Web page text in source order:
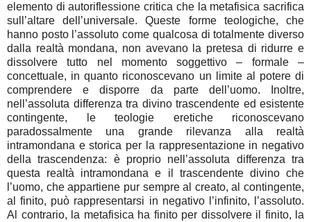
elemento di autoriflessione critica che la metafisica sacrifica
sull’altare dell’universale. Queste forme teologiche, che
hanno posto l’assoluto come qualcosa di totalmente diverso
dalla realtà mondana, non avevano la pretesa di ridurre e
dissolvere tutto nel momento soggettivo – formale –
concettuale, in quanto riconoscevano un limite al potere di
comprendere e disporre da parte dell’uomo. Inoltre,
nell’assoluta differenza tra divino trascendente ed esistente
contingente, le teologie eretiche riconoscevano
paradossalmente una grande rilevanza alla realtà
intramondana e storica per la rappresentazione in negativo
della trascendenza: è proprio nell’assoluta differenza tra
questa realtà intramondana e il trascendente divino che
l’uomo, che appartiene pur sempre al creato, al contingente,
al finito, può rappresentarsi in negativo l’infinito, l’assoluto.
Al contrario, la metafisica ha finito per dissolvere il finito, la